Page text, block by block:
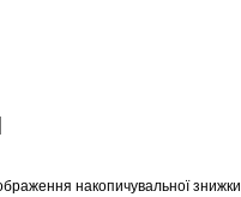
накопичувальної знижки